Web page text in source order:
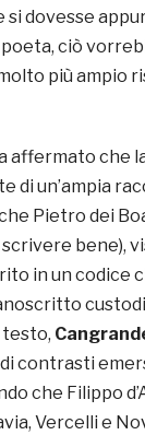
si dovesse
ciò
più ampio
affermato che
di un’ampia
Pietro dei
bene),
in un codice
testo,
contrasti
che Filippo
Vercelli e